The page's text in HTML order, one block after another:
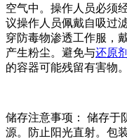
空气中。操作人员必须
议操作人员佩戴自吸过
穿防毒物渗透工作服，
产生粉尘。避免与还原剂
的容器可能残留有害物。
储存注意事项： 储存于
源。防止阳光直射。包